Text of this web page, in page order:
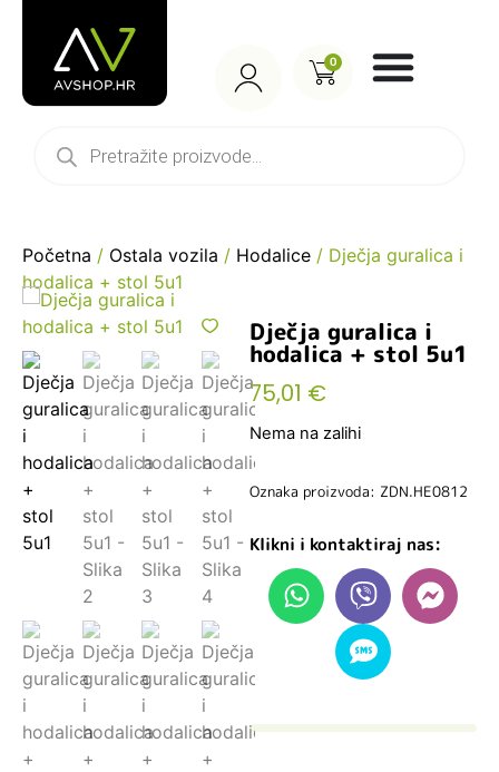
0
Početna / Ostala vozila / Hodalice / Dječja guralica i
hodalica + stol 5u1
Dječja guralica i
hodalica + stol 5u1
75,01 €
Nema na zalihi
Oznaka proizvoda: ZDN.HE0812
Klikni i kontaktiraj nas: